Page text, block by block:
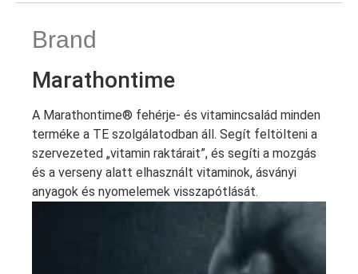
Brand
Marathontime
A Marathontime® fehérje- és vitamincsalád minden
terméke a TE szolgálatodban áll. Segít feltölteni a
szervezeted „vitamin raktárait”, és segíti a mozgás
és a verseny alatt elhasznált vitaminok, ásványi
anyagok és nyomelemek visszapótlását.